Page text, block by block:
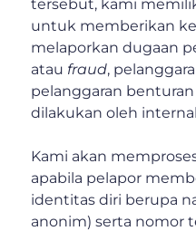
tersebut, kami
untuk memberikan
melaporkan dugaan
atau fraud,
pelanggaran
dilakukan oleh
Kami akan
apabila pelapor
identitas diri berupa
anonim) serta nomor